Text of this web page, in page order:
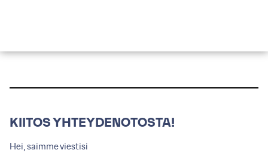
KIITOS YHTEYDENOTOSTA!
Hei, saimme viestisi